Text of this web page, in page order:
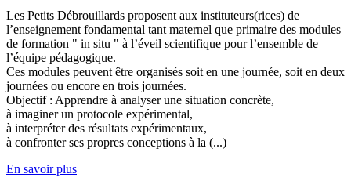
Les Petits Débrouillards proposent aux instituteurs(rices) de
l’enseignement fondamental tant maternel que primaire des modules
de formation " in situ " à l’éveil scientifique pour l’ensemble de
l’équipe pédagogique.
Ces modules peuvent être organisés soit en une journée, soit en deux
journées ou encore en trois journées.
Objectif : Apprendre à analyser une situation concrète,
à imaginer un protocole expérimental,
à interpréter des résultats expérimentaux,
à confronter ses propres conceptions à la (...)
En savoir plus